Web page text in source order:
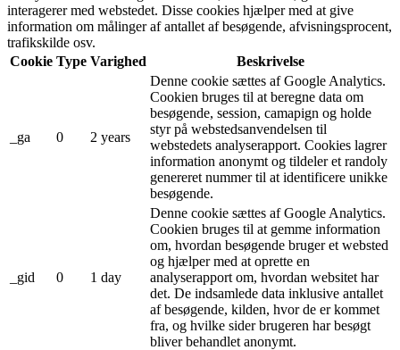
interagerer med webstedet. Disse cookies hjælper med at give
information om målinger af antallet af besøgende, afvisningsprocent,
trafikskilde osv.
Cookie Type Varighed Beskrivelse
_ga 0 2 years
Denne cookie sættes af Google Analytics.
Cookien bruges til at beregne data om
besøgende, session, camapign og holde
styr på webstedsanvendelsen til
webstedets analyserapport. Cookies lagrer
information anonymt og tildeler et randoly
genereret nummer til at identificere unikke
besøgende.
_gid 0 1 day
Denne cookie sættes af Google Analytics.
Cookien bruges til at gemme information
om, hvordan besøgende bruger et websted
og hjælper med at oprette en
analyserapport om, hvordan websitet har
det. De indsamlede data inklusive antallet
af besøgende, kilden, hvor de er kommet
fra, og hvilke sider brugeren har besøgt
bliver behandlet anonymt.